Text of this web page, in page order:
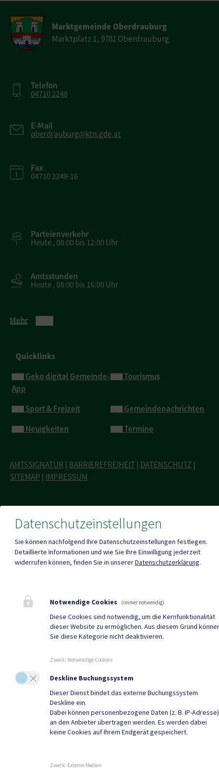
Marktgemeinde Oberdrauburg
Marktplatz 1, 9781 Oberdrauburg
Telefon
04710 2248
E-Mail
oberdrauburg@ktn.gde.at
Fax
04710 2249-16
Parteienverkehr
Heute , 08:00 bis 12:00 Uhr
Amtsstunden
Heute , 08:00 bis 16:00 Uhr
Mehr
Quicklinks
Geko digital Gemeinde-
App
Tourismus
Sport & Freizeit
Gemeindenachrichten
Neuigkeiten
Termine
AMTSSIGNATUR | BARRIEREFREIHEIT| DATENSCHUTZ|
SITEMAP | IMPRESSUM
Datenschutzeinstellungen
Sie können nachfolgend Ihre Datenschutzeinstellungen festlegen.
Detaillierte Informationen und wie Sie Ihre Einwilligung jederzeit
widerrufen können, finden Sie in unsererDatenschutzerklärung.
Notwendige Cookies (immer notwendig)
Diese Cookies sind notwendig, um die Kernfunktionalität
dieser Website zu ermöglichen. Aus diesem Grund
Sie diese Kategorie nicht deaktivieren.
Zweck: Notwendige Cookies
Deskline Buchungssystem
Dieser Dienst bindet das externe Buchungssystem
Deskline ein.
Dabei können personenbezogene Daten (z. B. IP-Adresse)
an den Anbieter übertragen werden. Es werden dabei
keine Cookies auf Ihrem Endgerät gespeichert.
Zweck: Externe Medien